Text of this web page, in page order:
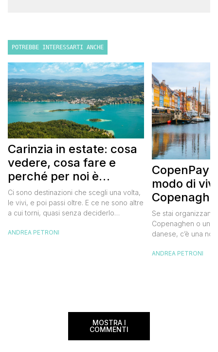
POTREBBE INTERESSARTI ANCHE
Carinzia in estate: cosa
vedere, cosa fare e
perché per noi è
diventata una
destinazione del cuore
Ci sono destinazioni che scegli una volta,
le vivi, e poi passi oltre. E ce ne sono altre
a cui torni, quasi senza deciderlo
richiamarti indietro più che il contrario. Per
ANDREA PETRONI
CopenPay:
modo di
meglio e
meno
Se stai
Copenaghen o un
danese, c’è una
CopenPay ed è
ANDREA PETRONI
MOSTRA I
COMMENTI